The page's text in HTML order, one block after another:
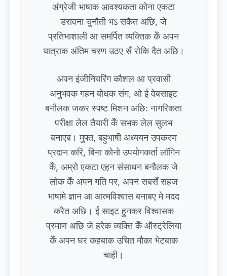
अंग्रेजी भाषाक आवश्यकता कोना एकटा
डरावना चुनौती भऽ सकैत अछि, जे
प्रतिभाशाली आ समर्पित व्यक्तिक केँ अपन
यात्राक अंतिम चरण उठए सँ रोकि दैत अछि।
अपन इंजीनियरिंग कौशल आ प्रवासी
अनुभवक गहन बोधक संग, ओ ई वेबसाइट
बनौलक जकर स्पष्ट मिशन अछि: नागरिकता
परीक्षा लेल तैयारी केँ सभक लेल सुलभ
बनाएब। मुफ्त, बहुभाषी अध्ययन उपकरण
प्रदान करि, बिना कोनो उपयोगकर्ता लॉगिन
केँ, अम्रो एकटा एहन संसाधन बनौलक जे
लोक केँ अपन गति पर, अपन सबसँ सहज
भाषामे ज्ञान आ आत्मविश्वास बनाबए मे मदद
करैत अछि। ई साइट हुनकर विश्वासक
प्रमाण अछि जे हरेक व्यक्ति केँ ऑस्ट्रेलिया
केँ अपन घर कहबाक उचित मौका भेटबाक
चाही।